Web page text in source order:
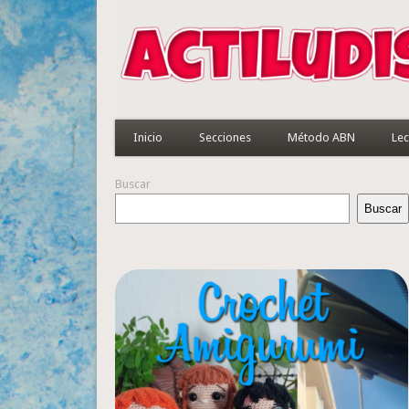
Inicio Secciones Método ABN
Buscar
Buscar